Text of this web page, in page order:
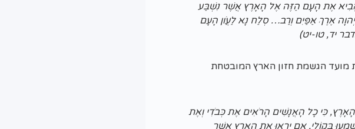
אֶת הָעָם הַזֶּה אֶל הָאָרֶץ אֲשֶׁר נִשְׁבַּע
אֶרֶךְ אַפַּיִם וְרַב… סְלַח נָא לַעֲו‍ֹן הָעָם
יד, טו-יט)
מועד הגשמת חזון הארץ המובטחת
הָאָרֶץ, כִּי כָל הָאֲנָשִׁים הָרֹאִים אֶת כְּבֹדִי וְאֶת
בְּקוֹלִי, אִם יִרְאוּ אֶת הָאָרֶץ אֲשֶׁר